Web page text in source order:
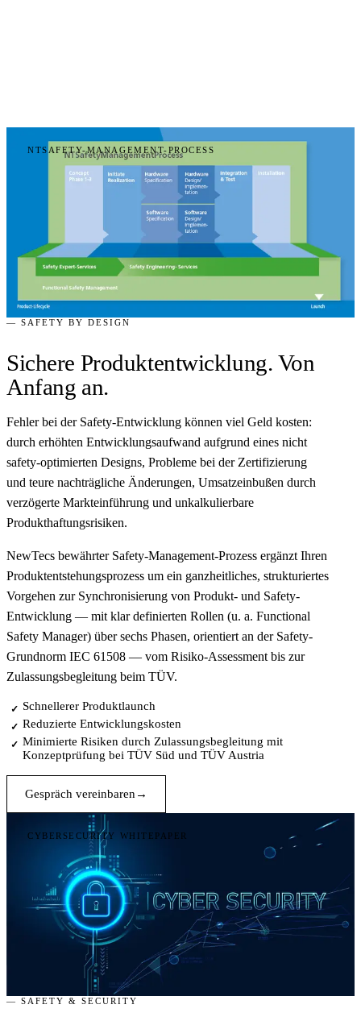
NTSAFETY-MANAGEMENT-PROCESS
— SAFETY BY DESIGN
Sichere Produktentwicklung. Von
Anfang an.
Fehler bei der Safety-Entwicklung können viel Geld kosten:
durch erhöhten Entwicklungsaufwand aufgrund eines nicht
safety-optimierten Designs, Probleme bei der Zertifizierung
und teure nachträgliche Änderungen, Umsatzeinbußen durch
verzögerte Markteinführung und unkalkulierbare
Produkthaftungsrisiken.
NewTecs bewährter Safety-Management-Prozess ergänzt Ihren
Produktentstehungsprozess um ein ganzheitliches, strukturiertes
Vorgehen zur Synchronisierung von Produkt- und Safety-
Entwicklung — mit klar definierten Rollen (u. a. Functional
Safety Manager) über sechs Phasen, orientiert an der Safety-
Grundnorm IEC 61508 — vom Risiko-Assessment bis zur
Zulassungsbegleitung beim TÜV.
✓ Schnellerer Produktlaunch
✓ Reduzierte Entwicklungskosten
✓ Minimierte Risiken durch Zulassungsbegleitung mit
Konzeptprüfung bei TÜV Süd und TÜV Austria
Gespräch vereinbaren →
CYBERSECURITY WHITEPAPER
— SAFETY & SECURITY